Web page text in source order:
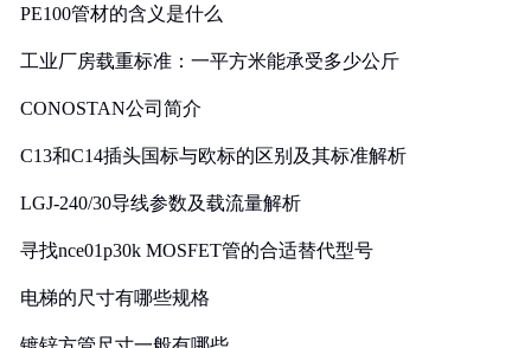
PE100管材的含义是什么
工业厂房载重标准：一平方米能承受多少公斤
CONOSTAN公司简介
C13和C14插头国标与欧标的区别及其标准解析
LGJ-240/30导线参数及载流量解析
寻找nce01p30k MOSFET管的合适替代型号
电梯的尺寸有哪些规格